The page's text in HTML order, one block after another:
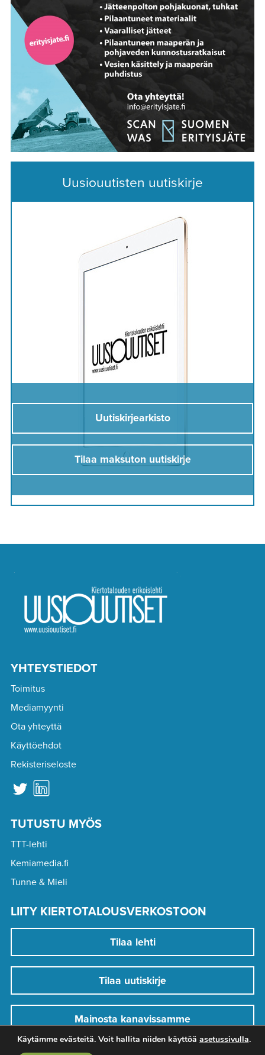
Uusiouutisten uutiskirje
Uutiskirjearkisto
Tilaa maksuton uutiskirje
YHTEYSTIEDOT
Toimitus
Mediamyynti
Ota yhteyttä
Käyttöehdot
Rekisteriseloste
TUTUSTU MYÖS
TTT-lehti
Kemiamedia.fi
Tunne & Mieli
LIITY KIERTOTALOUSVERKOSTOON
Tilaa lehti
Tilaa uutiskirje
Mainosta kanavissamme
Käytämme evästeitä. Voit hallita niiden käyttöä asetussivulla.